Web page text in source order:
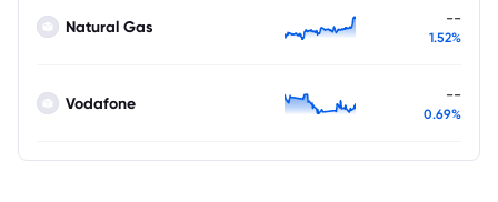
Natural Gas --
1.52%
Vodafone --
0.69%